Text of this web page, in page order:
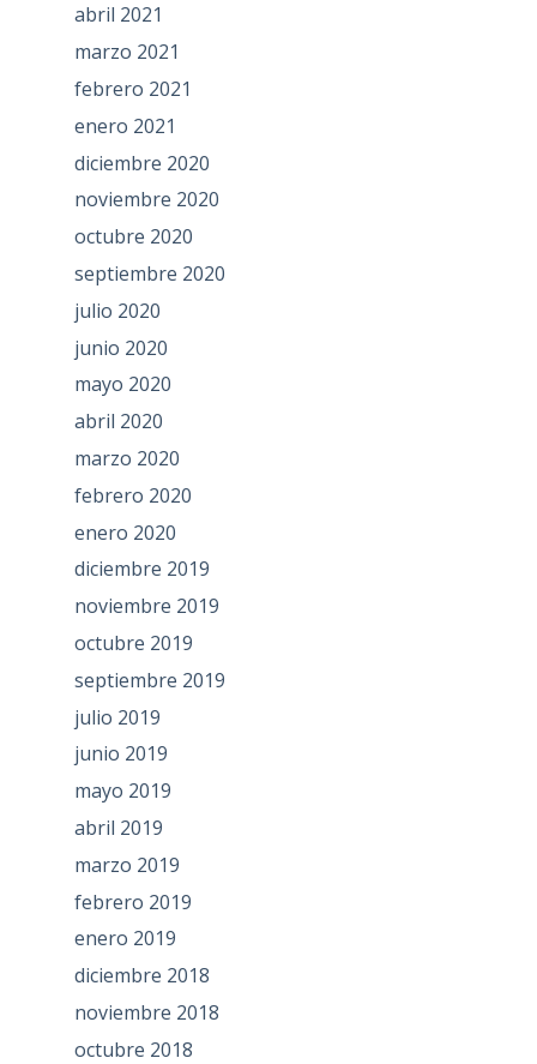
abril 2021
marzo 2021
febrero 2021
enero 2021
diciembre 2020
noviembre 2020
octubre 2020
septiembre 2020
julio 2020
junio 2020
mayo 2020
abril 2020
marzo 2020
febrero 2020
enero 2020
diciembre 2019
noviembre 2019
octubre 2019
septiembre 2019
julio 2019
junio 2019
mayo 2019
abril 2019
marzo 2019
febrero 2019
enero 2019
diciembre 2018
noviembre 2018
octubre 2018